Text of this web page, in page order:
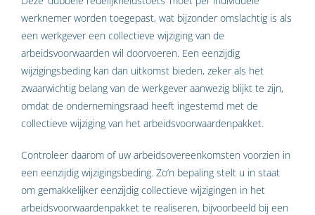
werknemer worden toegepast, wat bijzonder omslachtig is als
een werkgever een collectieve wijziging van de
arbeidsvoorwaarden wil doorvoeren. Een eenzijdig
wijzigingsbeding kan dan uitkomst bieden, zeker als het
zwaarwichtig belang van de werkgever aanwezig blijkt te zijn,
omdat de ondernemingsraad heeft ingestemd met de
collectieve wijziging van het arbeidsvoorwaardenpakket.
Controleer daarom of uw arbeidsovereenkomsten voorzien in
een eenzijdig wijzigingsbeding. Zo’n bepaling stelt u in staat
om gemakkelijker eenzijdig collectieve wijzigingen in het
arbeidsvoorwaardenpakket te realiseren, bijvoorbeeld bij een